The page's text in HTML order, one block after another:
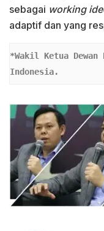
sebagai working
adaptif dan yang
*Wakil Ketua
Indonesia.